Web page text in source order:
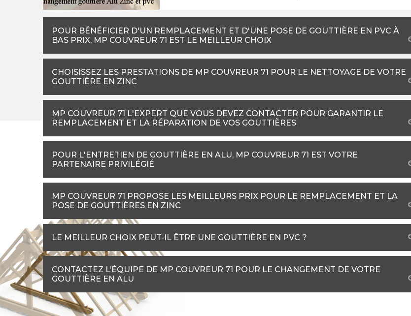
POUR BÉNÉFICIER D'UN REMPLACEMENT ET D'UNE POSE DE GOUTTIÈRE EN PVC À
BAS PRIX, MP COUVREUR 71 EST LE MEILLEUR CHOIX
CHOISISSEZ LES PRESTATIONS DE MP COUVREUR 71 POUR LE NETTOYAGE DE VOTRE
GOUTTIÈRE EN ZINC
MP COUVREUR 71 L'EXPERT QUE VOUS DEVEZ CONTACTER POUR GARANTIR LE
REMPLACEMENT ET LA RÉPARATION DE VOS GOUTTIÈRES
POUR L'ENTRETIEN DE GOUTTIÈRE EN ALU, MP COUVREUR 71 EST VOTRE
PARTENAIRE PRIVILÉGIÉ
MP COUVREUR 71 PROPOSE LES MEILLEURS PRIX POUR LE REMPLACEMENT ET LA
POSE DE GOUTTIÈRES EN ZINC
LE MEILLEUR CHOIX PEUT-IL ÊTRE UNE GOUTTIÈRE EN PVC ?
CONTACTEZ L’ÉQUIPE DE MP COUVREUR 71 POUR LE CHANGEMENT DE VOTRE
GOUTTIÈRE EN ALU